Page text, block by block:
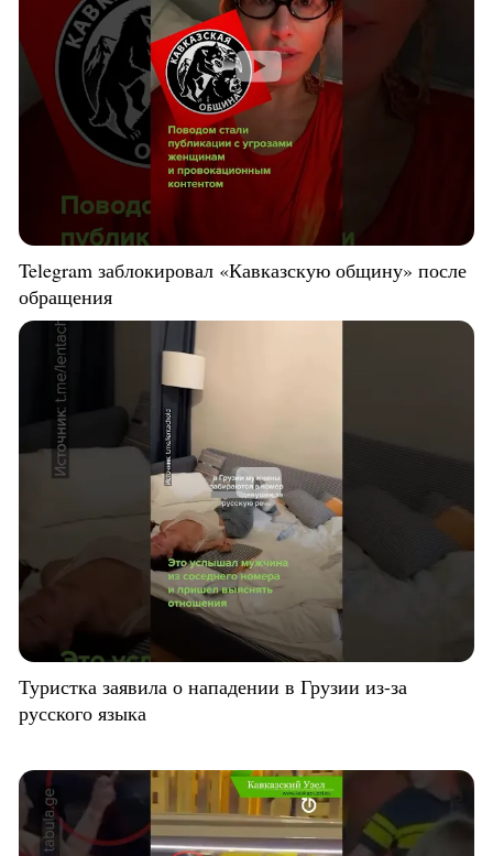
Telegram заблокировал «Кавказскую общину» после
обращения
Туристка заявила о нападении в Грузии из-за
русского языка